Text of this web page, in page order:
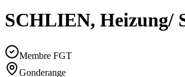
SCHLIEN, Heizung/
Membre FGT
Gonderange